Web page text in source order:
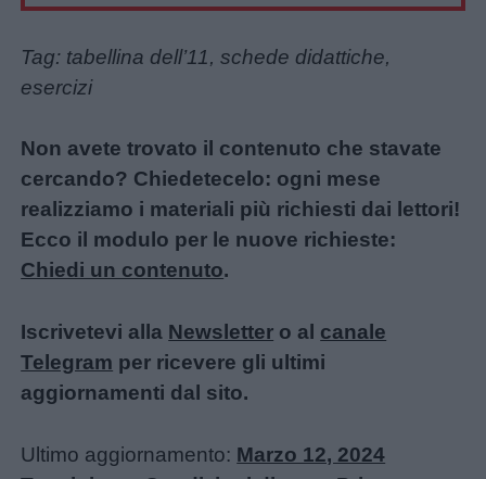
Tag: tabellina dell’11, schede didattiche,
esercizi
Non avete trovato il contenuto che stavate
cercando? Chiedetecelo: ogni mese
realizziamo i materiali più richiesti dai lettori!
Ecco il modulo per le nuove richieste:
Chiedi un contenuto.
Iscrivetevi alla Newsletter o al canale
Telegram per ricevere gli ultimi
aggiornamenti dal sito.
Ultimo aggiornamento: Marzo 12, 2024